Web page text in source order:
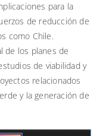
para la
de reducción de
como Chile.
de los planes de
de viabilidad y
relacionados
y la generación de